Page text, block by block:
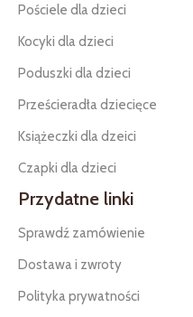
Pościele dla dzieci
Kocyki dla dzieci
Poduszki dla dzieci
Prześcieradła dziecięce
Książeczki dla dzeici
Czapki dla dzieci
Przydatne linki
Sprawdź zamówienie
Dostawa i zwroty
Polityka prywatności